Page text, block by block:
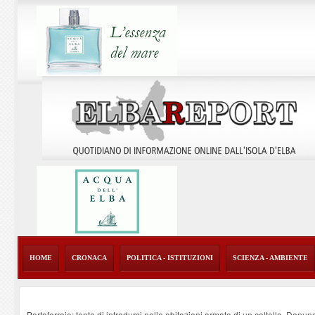
HOME CRONACA POLITICA - ISTITUZIONI SCIENZA - AMBIENTE